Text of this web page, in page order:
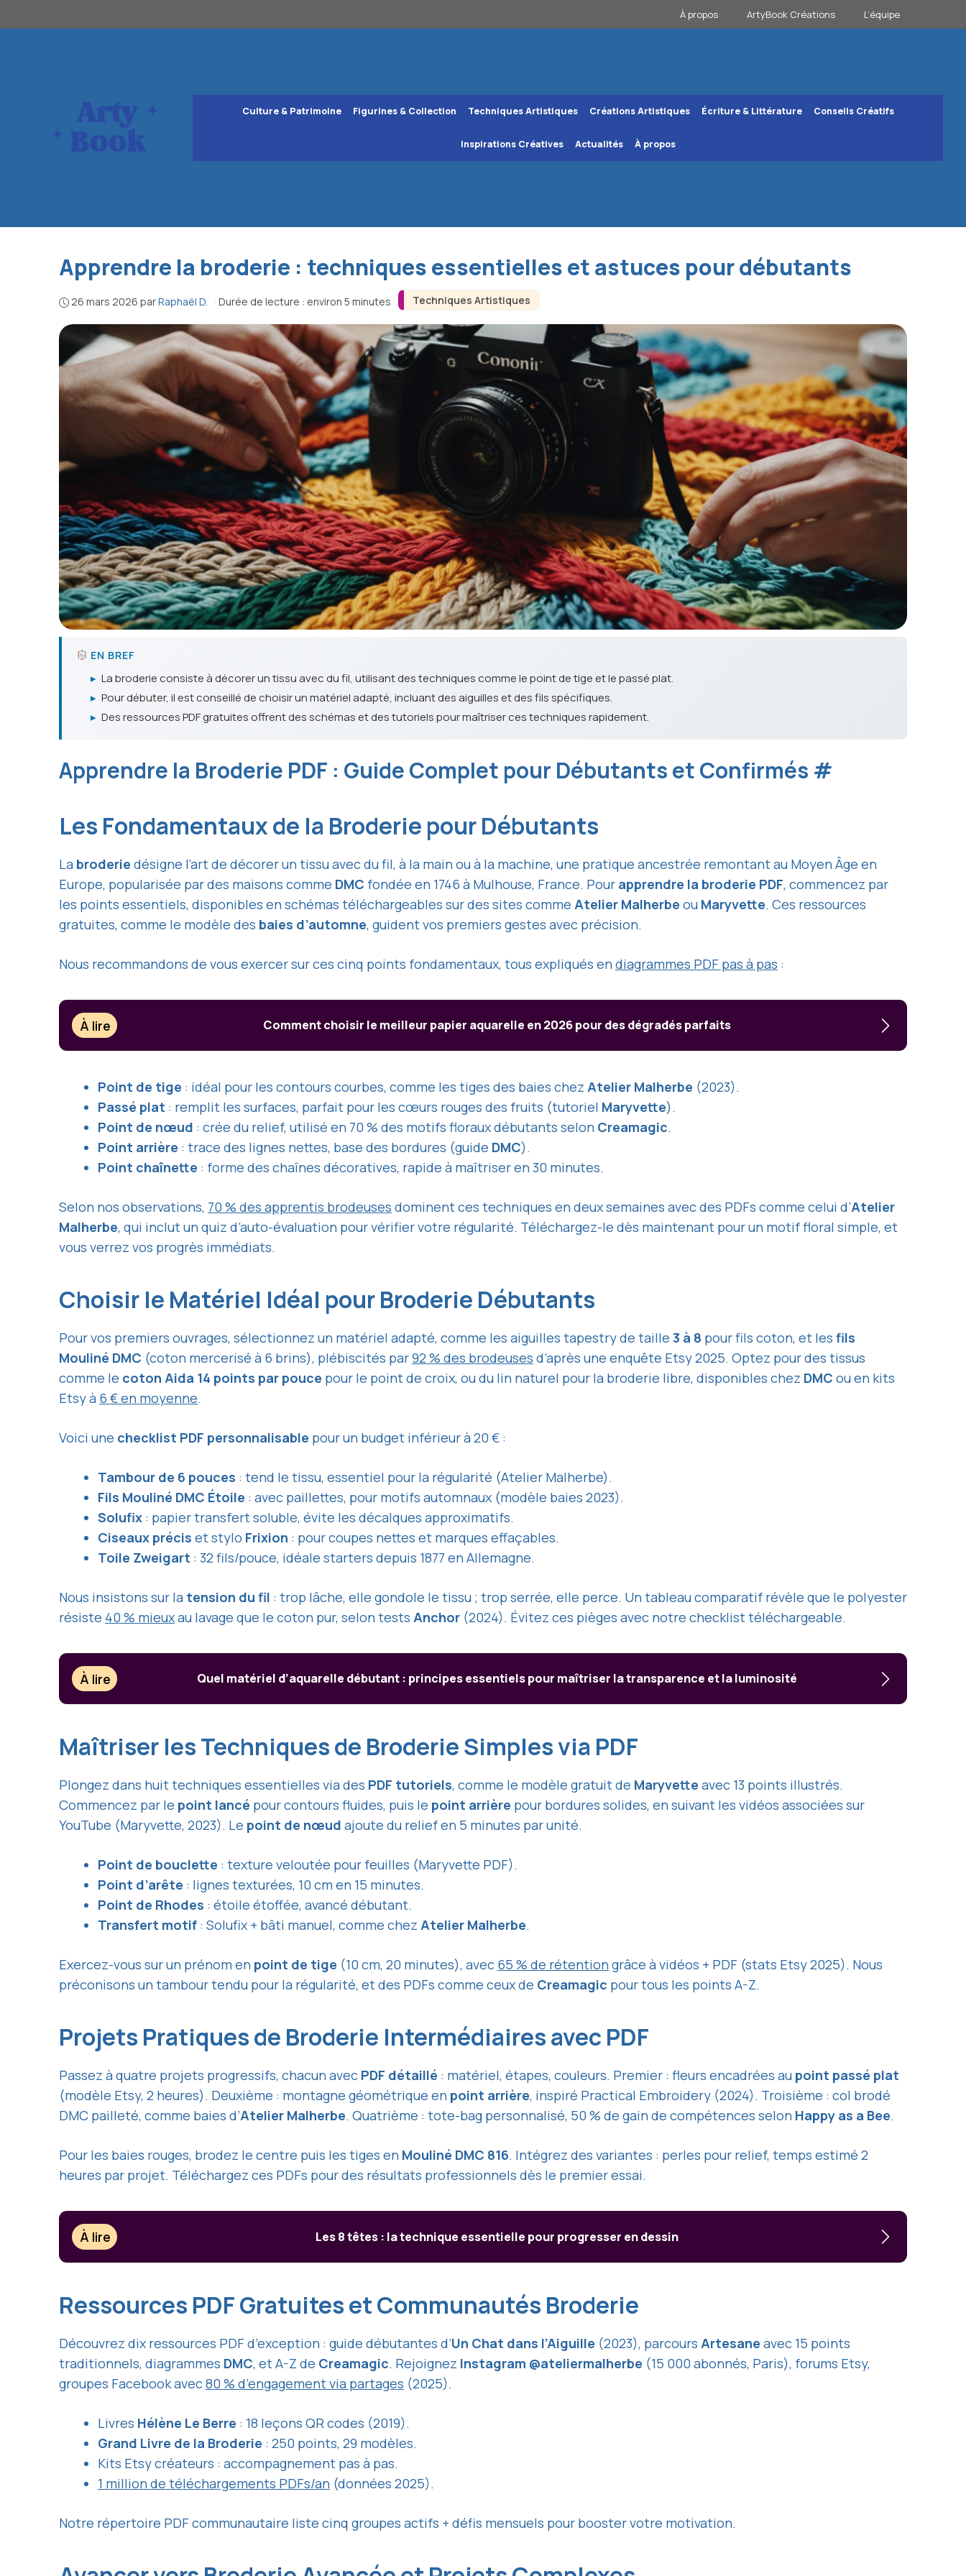
au
À propos ArtyBook Créations L’équipe
Culture & Patrimoine Figurines & Collection Techniques Artistiques Créations Artistiques Écriture & Littérature Conseils Créatifs
Inspirations Créatives Actualités À propos
Techniques Artistiques
Apprendre la broderie : techniques essentielles et astuces pour débutants
26 mars 2026 parRaphaël D. · Durée de lecture : environ 5 minutes
EN BREF
▸ La broderie consiste à décorer un tissu avec du fil, utilisant des techniques comme le point de tige et le passé plat.
▸ Pour débuter, il est conseillé de choisir un matériel adapté, incluant des aiguilles et des fils spécifiques.
▸ Des ressources PDF gratuites offrent des schémas et des tutoriels pour maîtriser ces techniques rapidement.
Apprendre la Broderie PDF : Guide Complet pour Débutants et Confirmés #
Les Fondamentaux de la Broderie pour Débutants
La broderie désigne l’art de décorer un tissu avec du fil, à la main ou à la machine, une pratique ancestrée remontant au Moyen Âge en
Europe, popularisée par des maisons comme DMC fondée en 1746 à Mulhouse, France. Pour apprendre la broderie PDF, commencez par
les points essentiels, disponibles en schémas téléchargeables sur des sites comme Atelier Malherbe ou Maryvette. Ces ressources
gratuites, comme le modèle des baies d’automne, guident vos premiers gestes avec précision.
Nous recommandons de vous exercer sur ces cinq points fondamentaux, tous expliqués endiagrammes PDF pas à pas :
À lire Comment choisir le meilleur papier aquarelle en 2026 pour des dégradés parfaits
Point de tige : idéal pour les contours courbes, comme les tiges des baies chez Atelier Malherbe (2023).
Passé plat : remplit les surfaces, parfait pour les cœurs rouges des fruits (tutoriel Maryvette).
Point de nœud : crée du relief, utilisé en 70 % des motifs floraux débutants selon Creamagic.
Point arrière : trace des lignes nettes, base des bordures (guide DMC).
Point chaînette : forme des chaînes décoratives, rapide à maîtriser en 30 minutes.
Selon nos observations, 70 % des apprentis brodeuses dominent ces techniques en deux semaines avec des PDFs comme celui d’Atelier
Malherbe, qui inclut un quiz d’auto-évaluation pour vérifier votre régularité. Téléchargez-le dès maintenant pour un motif floral simple, et
vous verrez vos progrès immédiats.
Choisir le Matériel Idéal pour Broderie Débutants
Pour vos premiers ouvrages, sélectionnez un matériel adapté, comme les aiguilles tapestry de taille 3 à 8 pour fils coton, et les fils
Mouliné DMC (coton mercerisé à 6 brins), plébiscités par92 % des brodeuses d’après une enquête Etsy 2025. Optez pour des tissus
comme le coton Aida 14 points par pouce pour le point de croix, ou du lin naturel pour la broderie libre, disponibles chez DMC ou en kits
Etsy à 6 € en moyenne.
Voici une checklist PDF personnalisable pour un budget inférieur à 20 € :
Tambour de 6 pouces : tend le tissu, essentiel pour la régularité (Atelier Malherbe).
Fils Mouliné DMC Étoile : avec paillettes, pour motifs automnaux (modèle baies 2023).
Solufix : papier transfert soluble, évite les décalques approximatifs.
Ciseaux précis et stylo Frixion : pour coupes nettes et marques effaçables.
Toile Zweigart : 32 fils/pouce, idéale starters depuis 1877 en Allemagne.
Nous insistons sur la tension du fil : trop lâche, elle gondole le tissu ; trop serrée, elle perce. Un tableau comparatif révèle que le polyester
résiste 40 % mieuxau lavage que le coton pur, selon tests Anchor (2024). Évitez ces pièges avec notre checklist téléchargeable.
À lire Quel matériel d’aquarelle débutant : principes essentiels pour maîtriser la transparence et la luminosité
Maîtriser les Techniques de Broderie Simples via PDF
Plongez dans huit techniques essentielles via des PDF tutoriels, comme le modèle gratuit de Maryvette avec 13 points illustrés.
Commencez par le point lancé pour contours fluides, puis le point arrière pour bordures solides, en suivant les vidéos associées sur
YouTube (Maryvette, 2023). Le point de nœud ajoute du relief en 5 minutes par unité.
Point de bouclette : texture veloutée pour feuilles (Maryvette PDF).
Point d’arête : lignes texturées, 10 cm en 15 minutes.
Point de Rhodes : étoile étoffée, avancé débutant.
Transfert motif : Solufix + bâti manuel, comme chez Atelier Malherbe.
Exercez-vous sur un prénom en point de tige (10 cm, 20 minutes), avec 65 % de rétentiongrâce à vidéos + PDF (stats Etsy 2025). Nous
préconisons un tambour tendu pour la régularité, et des PDFs comme ceux de Creamagic pour tous les points A-Z.
Projets Pratiques de Broderie Intermédiaires avec PDF
Passez à quatre projets progressifs, chacun avec PDF détaillé : matériel, étapes, couleurs. Premier : fleurs encadrées au point passé plat
(modèle Etsy, 2 heures). Deuxième : montagne géométrique en point arrière, inspiré Practical Embroidery (2024). Troisième : col brodé
DMC pailleté, comme baies d’Atelier Malherbe. Quatrième : tote-bag personnalisé, 50 % de gain de compétences selon Happy as a Bee.
Pour les baies rouges, brodez le centre puis les tiges en Mouliné DMC 816. Intégrez des variantes : perles pour relief, temps estimé 2
heures par projet. Téléchargez ces PDFs pour des résultats professionnels dès le premier essai.
À lire Les 8 têtes : la technique essentielle pour progresser en dessin
Ressources PDF Gratuites et Communautés Broderie
Découvrez dix ressources PDF d’exception : guide débutantes d’Un Chat dans l’Aiguille (2023), parcours Artesane avec 15 points
traditionnels, diagrammes DMC, et A-Z de Creamagic. Rejoignez Instagram @ateliermalherbe (15 000 abonnés, Paris), forums Etsy,
groupes Facebook avec80 % d’engagement via partages (2025).
Livres Hélène Le Berre : 18 leçons QR codes (2019).
Grand Livre de la Broderie : 250 points, 29 modèles.
Kits Etsy créateurs : accompagnement pas à pas.
1 million de téléchargements PDFs/an (données 2025).
Notre répertoire PDF communautaire liste cinq groupes actifs + défis mensuels pour booster votre motivation.